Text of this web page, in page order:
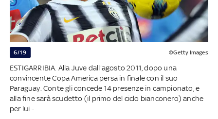
6/19 ©Getty Images
ESTIGARRIBIA. Alla Juve dall'agosto 2011, dopo una
convincente Copa America persa in finale con il suo
Paraguay. Conte gli concede 14 presenze in campionato, e
alla fine sarà scudetto (il primo del ciclo bianconero) anche
per lui -